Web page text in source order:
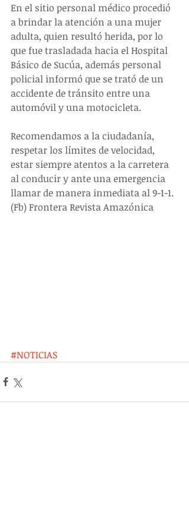
En el sitio personal médico procedió
a brindar la atención a una mujer
adulta, quien resultó herida, por lo
que fue trasladada hacia el Hospital
Básico de Sucúa, además personal
policial informó que se trató de un
accidente de tránsito entre una
automóvil y una motocicleta.
Recomendamos a la ciudadanía,
respetar los límites de velocidad,
estar siempre atentos a la carretera
al conducir y ante una emergencia
llamar de manera inmediata al 9-1-1.
(Fb) Frontera Revista Amazónica
#NOTICIAS